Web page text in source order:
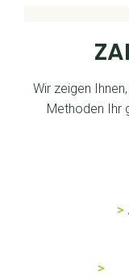
Wir zeigen
Methoden Ihr
>
>